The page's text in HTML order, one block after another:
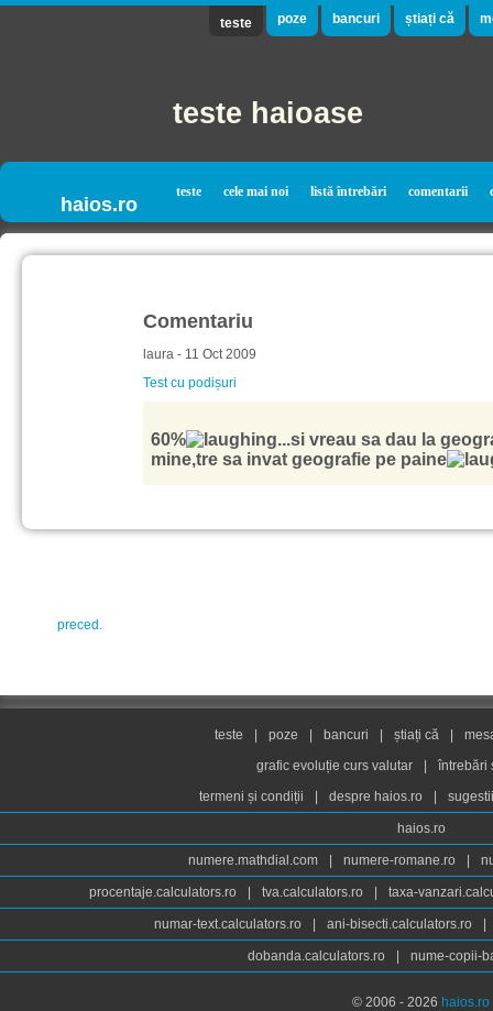
teste poze bancuri știați că
teste haioase
haios.ro
teste cele mai noi listă întrebări comentarii
Comentariu
laura - 11 Oct 2009
Test cu podișuri
60%
...si vreau sa dau la
mine,tre sa invat geografie pe paine
preced.
teste poze bancuri știați că
grafic evoluție curs valutar
întrebări
termeni și condiții
despre haios.ro
haios.ro
numere.mathdial.com numere-romane.ro
procentaje.calculators.ro tva.calculators.ro taxa-
numar-text.calculators.ro ani-bisecti.calculators.ro
dobanda.calculators.ro nume-copii-
© 2006 - 2026 haios.ro